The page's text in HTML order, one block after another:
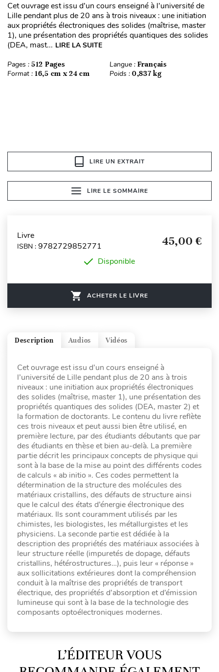
Cet ouvrage est issu d’un cours enseigné à l’université de
Lille pendant plus de 20 ans à trois niveaux : une initiation
aux propriétés électroniques des solides (maîtrise, master
1), une présentation des propriétés quantiques des solides
(DEA, mast... LIRE LA SUITE
Pages : 512 Pages Langue : Français
Format : 16,5 cm x 24 cm Poids : 0,837 kg
LIRE UN EXTRAIT
LIRE LE SOMMAIRE
Livre
ISBN : 9782729852771 45,00 €
Disponible
ACHETER LE LIVRE
Vidéos
Audios
Description
Cet ouvrage est issu d’un cours enseigné à
l’université de Lille pendant plus de 20 ans à trois
niveaux : une initiation aux propriétés électroniques
des solides (maîtrise, master 1), une présentation des
propriétés quantiques des solides (DEA, master 2) et
la formation de doctorants. Le contenu du livre reflète
ces trois niveaux et peut aussi bien être utilisé, en
première lecture, par des étudiants débutants que par
des étudiants en thèse et bien au-delà. La première
partie décrit les principaux concepts de physique qui
sont à la base de la mise au point des différents codes
de calculs « ab initio ». Ces codes permettent la
détermination de la structure des molécules des
matériaux cristallins, des défauts de structure ainsi
que le calcul des états d’énergie électronique des
matériaux. Ils sont couramment utilisés par les
chimistes, les biologistes, les métallurgistes et les
physiciens. La seconde partie est dédiée à la
description des propriétés des matériaux associées à
leur structure réelle (impuretés de dopage, défauts
cristallins, hétérostructures…), puis leur « réponse »
aux sollicitations extérieures dont la compréhension
conduit à la maîtrise des propriétés de transport
électrique, des propriétés d’absorption et d’émission
lumineuse qui sont à la base de la technologie des
composants optoélectroniques modernes.
L’ÉDITEUR VOUS